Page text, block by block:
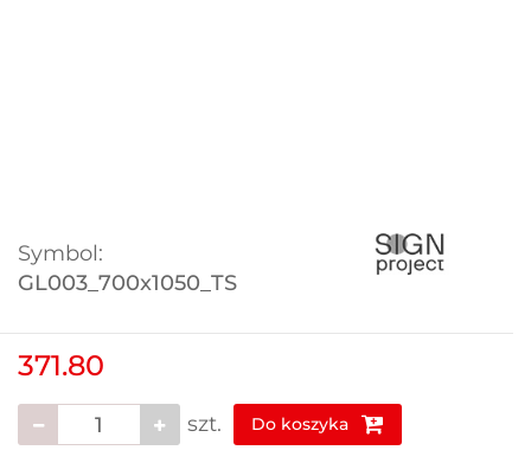
Symbol:
GL003_700x1050_TS
371.80
szt. Do koszyka